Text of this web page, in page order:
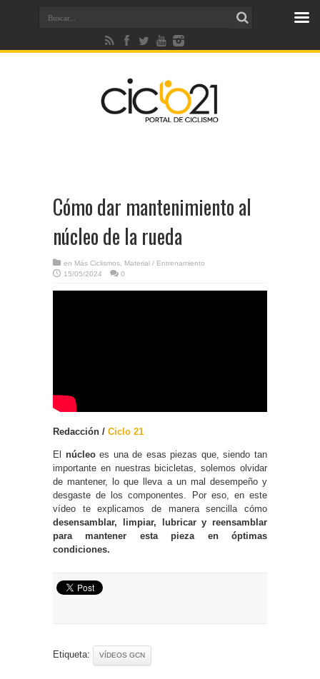
Cómo dar mantenimiento al
núcleo de la rueda
en Más Ciclismos
Material / Entrenamiento
15/05/2024
0
Redacción / Ciclo 21
El núcleoes una de esas piezas que, siendo tan
importante en nuestras bicicletas, solemos olvidar
de mantener, lo que lleva a un mal desempeño y
desgaste de los componentes. Por eso, en este
vídeo te explicamos de manera sencilla cómo
desensamblar, limpiar, lubricar y reensamblar
para mantener esta pieza en óptimas
condiciones.
Etiqueta: VÍDEOS GCN